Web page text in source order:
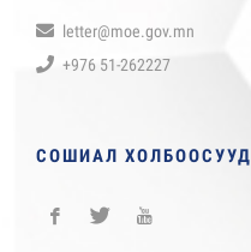
letter@moe.gov.mn
+976 51-262227
СОШИАЛ ХОЛБООСУУД